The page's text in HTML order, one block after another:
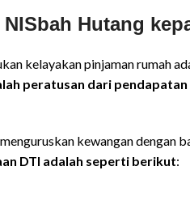
Hutang
kelayakan pinjaman rumah
peratusan dari pendapatan
kewangan dengan
DTI adalah seperti berikut: